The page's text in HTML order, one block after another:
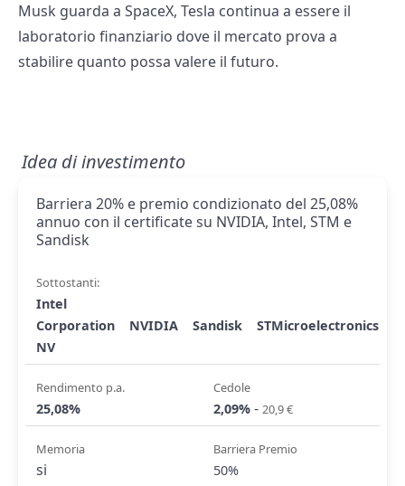
Musk guarda a SpaceX, Tesla continua a essere il
laboratorio finanziario dove il mercato prova a
stabilire quanto possa valere il futuro.
Idea di investimento
Barriera 20% e premio condizionato del 25,08%
annuo con il certificate su NVIDIA, Intel, STM e
Sandisk
Sottostanti:
Intel
Corporation
NVIDIA Sandisk
STMicroelectronics
NV
Rendimento p.a.
25,08%
Cedole
2,09% - 20,9 €
Memoria
si
Barriera Premio
50%